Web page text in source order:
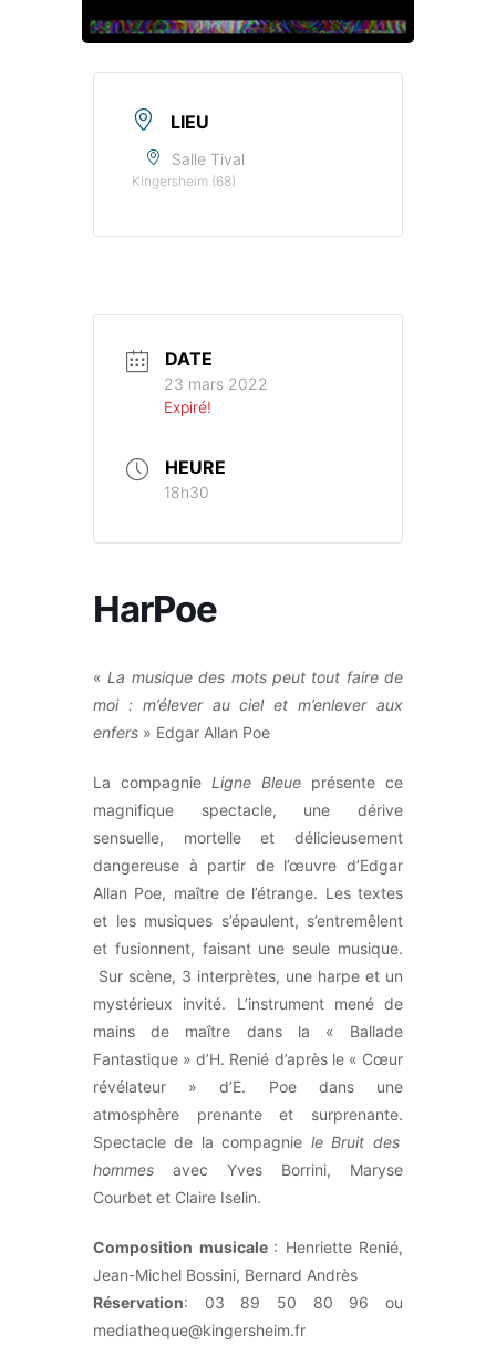
LIEU
Salle Tival
Kingersheim (68)
DATE
23 mars 2022
Expiré!
HEURE
18h30
HarPoe
«La musique des mots peut tout faire de
moi : m’élever au ciel et m’enlever aux
enfers » Edgar Allan Poe
La compagnie Ligne Bleue présente ce
magnifique spectacle, une dérive
sensuelle, mortelle et délicieusement
dangereuse à partir de l’œuvre d’Edgar
Allan Poe, maître de l’étrange. Les textes
et les musiques s’épaulent, s’entremêlent
et fusionnent, faisant une seule musique.
Sur scène, 3 interprètes, une harpe et un
mystérieux invité. L’instrument mené de
mains de maître dans la « Ballade
Fantastique » d’H. Renié d’après le « Cœur
révélateur » d’E. Poe dans une
atmosphère prenante et surprenante.
Spectacle de la compagnie le Bruit des
hommes avec Yves Borrini, Maryse
Courbet et Claire Iselin.
Composition musicale : Henriette Renié,
Jean-Michel Bossini, Bernard Andrès
Réservation: 03 89 50 80 96 ou
mediatheque@kingersheim.fr